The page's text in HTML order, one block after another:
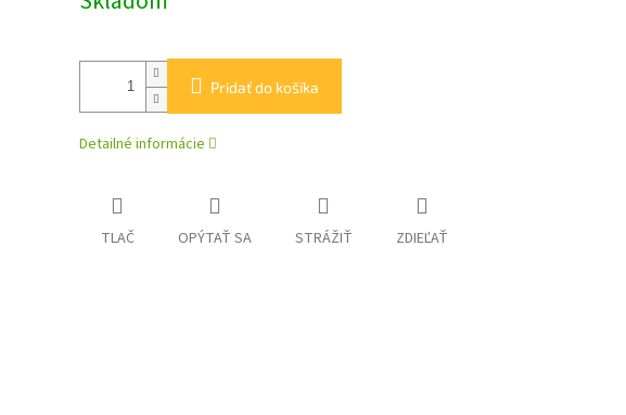
cena:
Pridať do košíka
Detailné informácie
TLAČ OPÝTAŤ SA STRÁŽIŤ ZDIEĽAŤ